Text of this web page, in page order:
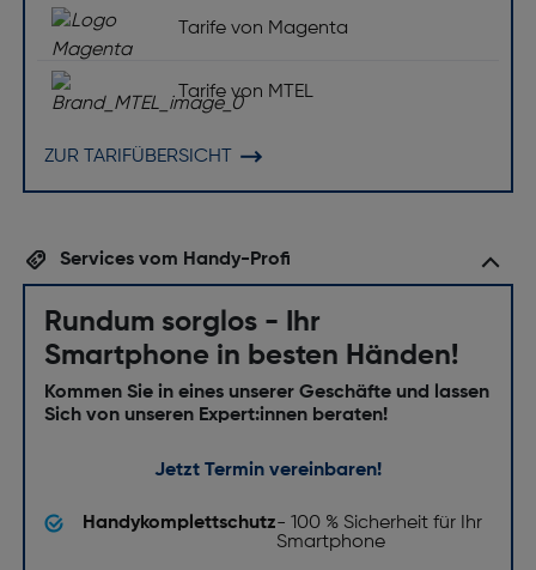
Tarife von Magenta
Tarife von MTEL
ZUR TARIFÜBERSICHT
Services vom Handy-Profi
Rundum sorglos - Ihr
Smartphone in besten Händen!
Kommen Sie in eines unserer Geschäfte und lassen
Sich von unseren Expert:innen beraten!
Jetzt Termin vereinbaren!
Handykomplettschutz- 100 % Sicherheit für Ihr
Smartphone